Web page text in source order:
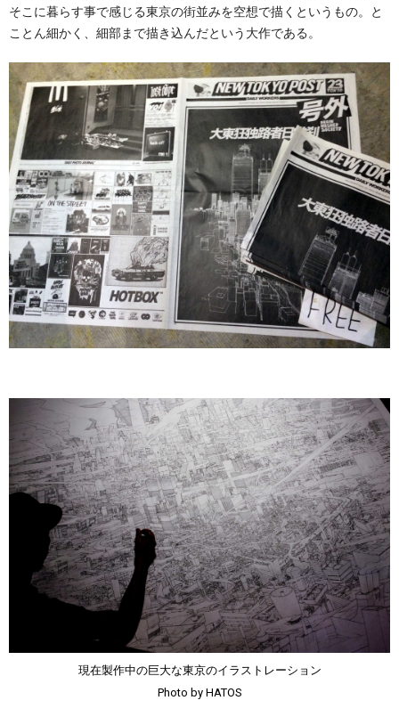
そこに暮らす事で感じる東京の街並みを空想で描くというもの。と
ことん細かく、細部まで描き込んだという大作である。
現在製作中の巨大な東京のイラストレーション
Photo by HATOS